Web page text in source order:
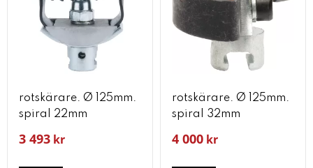
rotskärare. Ø 125mm.
spiral 22mm
3 493 kr
rotskärare. Ø 125mm.
spiral 32mm
4 000 kr